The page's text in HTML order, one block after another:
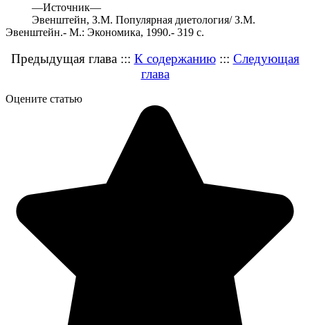
—Источник—
Эвенштейн, З.М. Популярная диетология/ З.М.
Эвенштейн.- М.: Экономика, 1990.- 319 с.
Предыдущая глава ::: К содержанию::: Следующая
глава
Оцените статью